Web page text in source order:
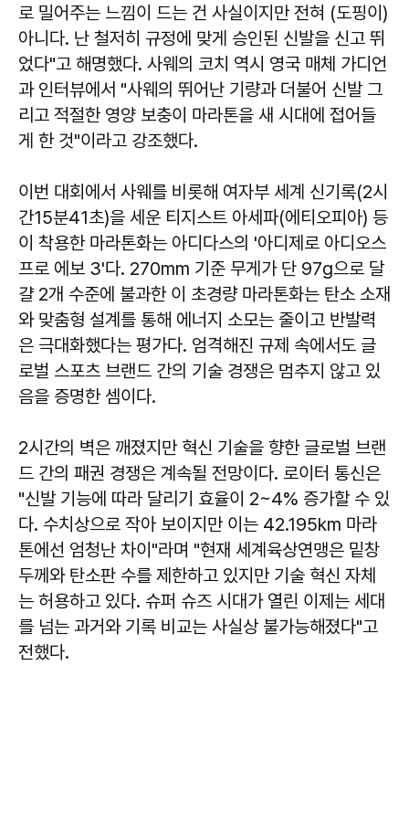
로 밀어주는 느낌이 드는 건 사실이지만 전혀 (도핑이)
아니다. 난 철저히 규정에 맞게 승인된 신발을 신고 뛰
었다"고 해명했다. 사웨의 코치 역시 영국 매체 가디언
과 인터뷰에서 "사웨의 뛰어난 기량과 더불어 신발 그
리고 적절한 영양 보충이 마라톤을 새 시대에 접어들
게 한 것"이라고 강조했다.
이번 대회에서 사웨를 비롯해 여자부 세계 신기록(2시
간15분41초)을 세운 티지스트 아세파(에티오피아) 등
이 착용한 마라톤화는 아디다스의 '아디제로 아디오스
프로 에보 3'다. 270mm 기준 무게가 단 97g으로 달
걀 2개 수준에 불과한 이 초경량 마라톤화는 탄소 소재
와 맞춤형 설계를 통해 에너지 소모는 줄이고 반발력
은 극대화했다는 평가다. 엄격해진 규제 속에서도 글
로벌 스포츠 브랜드 간의 기술 경쟁은 멈추지 않고 있
음을 증명한 셈이다.
2시간의 벽은 깨졌지만 혁신 기술을 향한 글로벌 브랜
드 간의 패권 경쟁은 계속될 전망이다. 로이터 통신은
"신발 기능에 따라 달리기 효율이 2~4% 증가할 수 있
다. 수치상으로 작아 보이지만 이는 42.195km 마라
톤에선 엄청난 차이"라며 "현재 세계육상연맹은 밑창
두께와 탄소판 수를 제한하고 있지만 기술 혁신 자체
는 허용하고 있다. 슈퍼 슈즈 시대가 열린 이제는 세대
를 넘는 과거와 기록 비교는 사실상 불가능해졌다"고
전했다.